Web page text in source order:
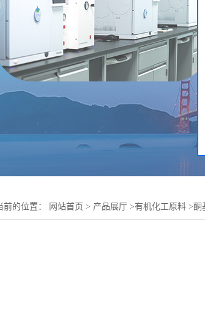
前的位置： 网站首页 > 产品展厅 >有机化工原料 >酮